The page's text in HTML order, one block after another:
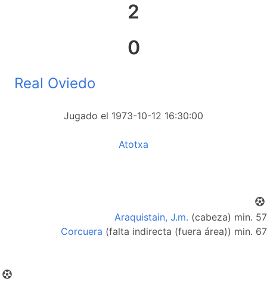
2
0
Real Oviedo
Jugado el 1973-10-12 16:30:00
Atotxa
Araquistain, J.m. (cabeza) min. 57
Corcuera (falta indirecta (fuera área)) min. 67